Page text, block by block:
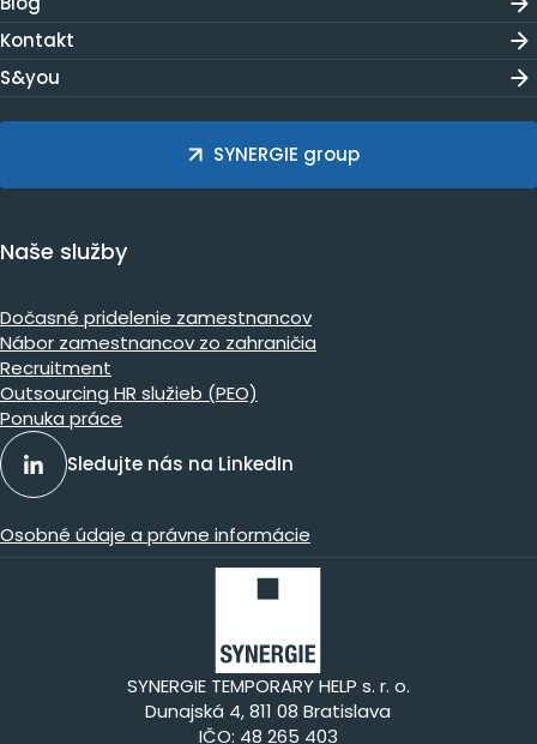
Kontakt
S&you
SYNERGIE group
Naše služby
Dočasné pridelenie zamestnancov
Nábor zamestnancov zo zahraničia
Recruitment
Outsourcing HR služieb (PEO)
Ponuka práce
Sledujte nás na LinkedIn
Osobné údaje a právne informácie
SYNERGIE TEMPORARY HELP s. r. o.
Dunajská 4, 811 08 Bratislava
IČO: 48 265 403